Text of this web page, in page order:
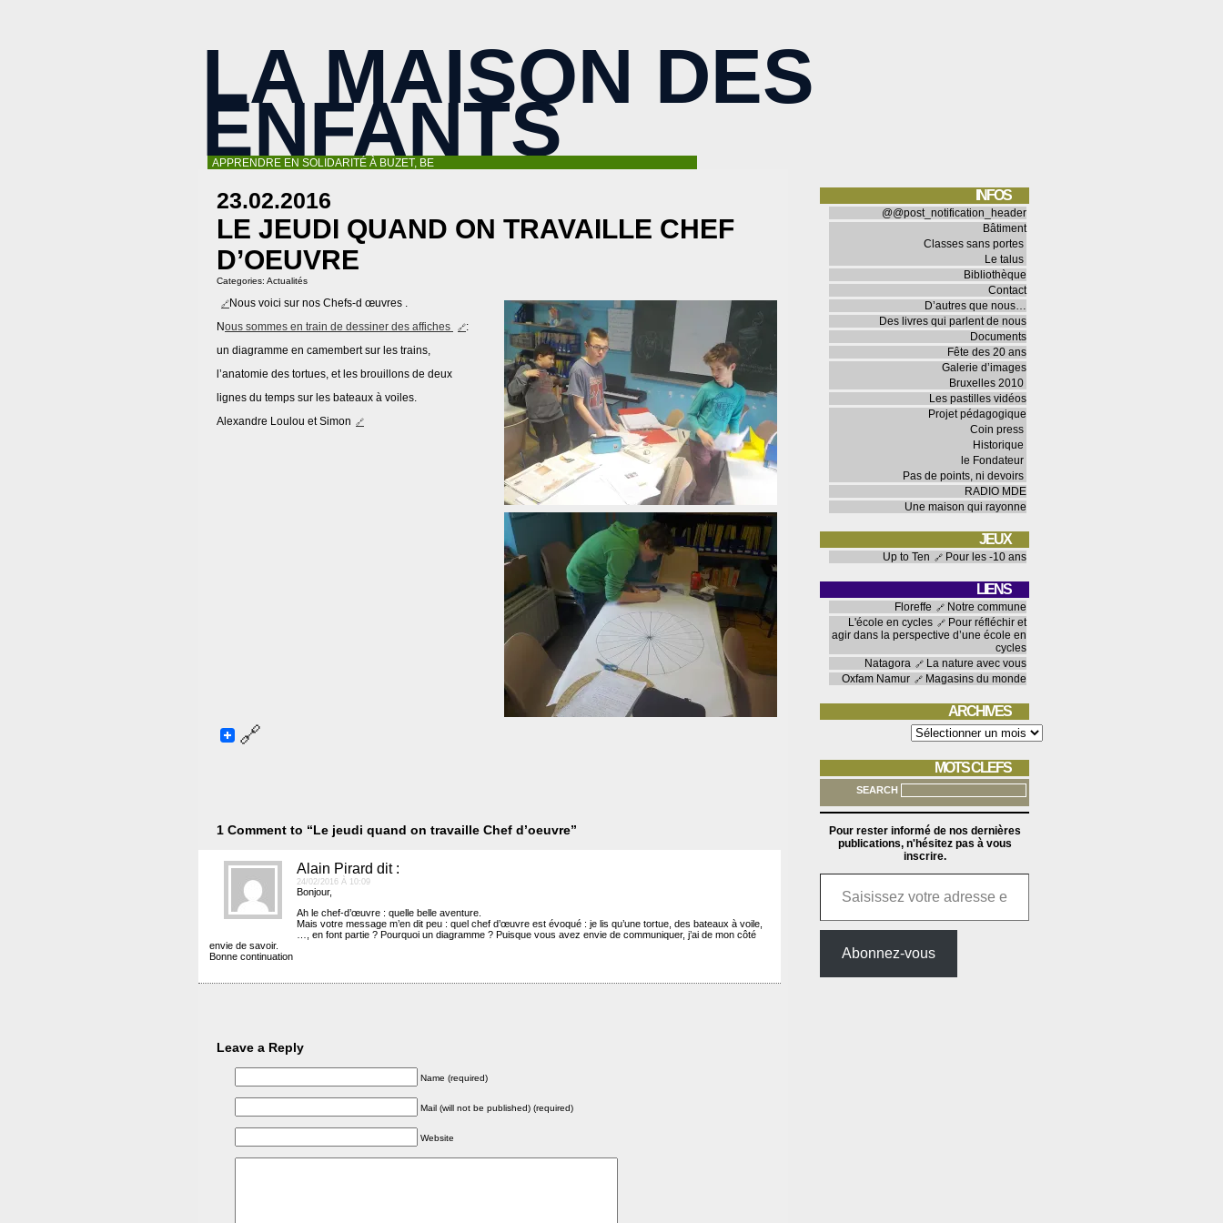
LA MAISON DES
ENFANTS
APPRENDRE EN SOLIDARITÉ À BUZET, BE
23.02.2016
LE JEUDI QUAND ON TRAVAILLE CHEF
D’OEUVRE
Categories: Actualités
Nous voici sur nos Chefs-d œuvres .
Nous sommes en train de dessiner des affiches
:
un diagramme en camembert sur les trains,
l’anatomie des tortues, et les brouillons de deux
lignes du temps sur les bateaux à voiles.
Alexandre Loulou et Simon
1 Comment to “Le jeudi quand on travaille Chef d’oeuvre”
Alain Pirard dit :
24/02/2016 À 10:09
Bonjour,
Ah le chef-d’œuvre : quelle belle aventure.
Mais votre message m’en dit peu : quel chef d’œuvre est évoqué : je lis qu’une tortue, des bateaux à voile,
…, en font partie ? Pourquoi un diagramme ? Puisque vous avez envie de communiquer, j’ai de mon côté
envie de savoir.
Bonne continuation
Leave a Reply
Name (required)
Mail (will not be published) (required)
Website
INFOS
@@post_notification_header
Bâtiment
Classes sans portes
Le talus
Bibliothèque
Contact
D’autres que nous…
Des livres qui parlent de nous
Documents
Fête des 20 ans
Galerie d’images
Bruxelles 2010
Les pastilles vidéos
Projet pédagogique
Coin press
Historique
le Fondateur
Pas de points, ni devoirs
RADIO MDE
Une maison qui rayonne
JEUX
Up to Ten Pour les -10 ans
LIENS
Floreffe
Notre commune
L'école en cycles
Pour réfléchir et
agir dans la perspective d’une école en
cycles
Natagora
La nature avec vous
Oxfam Namur
Magasins du monde
ARCHIVES
MOTS CLEFS
SEARCH
Pour rester informé de nos dernières
publications, n'hésitez pas à vous
inscrire.
Saisissez votre adresse e-mail…
Abonnez-vous